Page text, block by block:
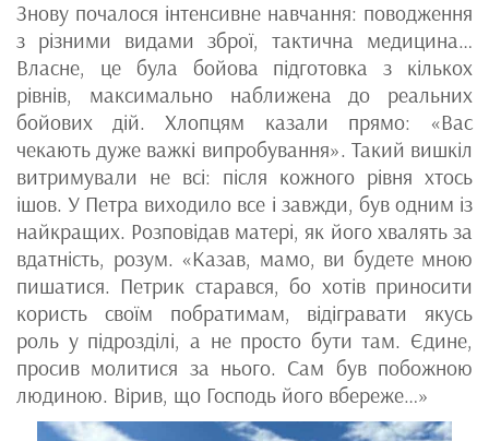
Знову почалося інтенсивне навчання: поводження
з різними видами зброї, тактична медицина…
Власне, це була бойова підготовка з кількох
рівнів, максимально наближена до реальних
бойових дій. Хлопцям казали прямо: «Вас
чекають дуже важкі випробування». Такий вишкіл
витримували не всі: після кожного рівня хтось
ішов. У Петра виходило все і завжди, був одним із
найкращих. Розповідав матері, як його хвалять за
вдатність, розум. «Казав, мамо, ви будете мною
пишатися. Петрик старався, бо хотів приносити
користь своїм побратимам, відігравати якусь
роль у підрозділі, а не просто бути там. Єдине,
просив молитися за нього. Сам був побожною
людиною. Вірив, що Господь його вбереже…»